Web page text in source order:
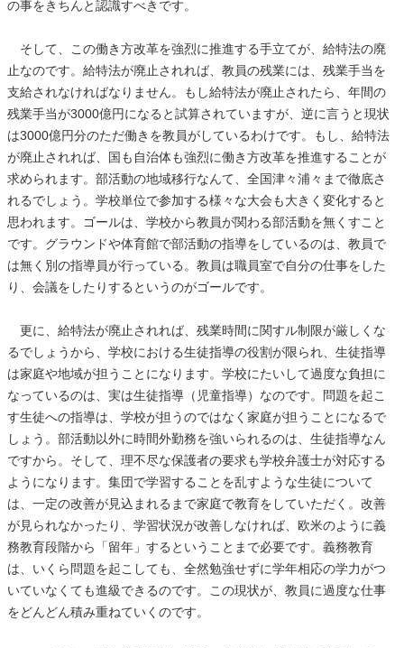
の事をきちんと認識すべきです。
そして、この働き方改革を強烈に推進する手立てが、給特法の廃
止なのです。給特法が廃止されれば、教員の残業には、残業手当を
支給されなければなりません。もし給特法が廃止されたら、年間の
残業手当が3000億円になると試算されていますが、逆に言うと現状
は3000億円分のただ働きを教員がしているわけです。もし、給特法
が廃止されれば、国も自治体も強烈に働き方改革を推進することが
求められます。部活動の地域移行なんて、全国津々浦々まで徹底さ
れるでしょう。学校単位で参加する様々な大会も大きく変化すると
思われます。ゴールは、学校から教員が関わる部活動を無くすこと
です。グラウンドや体育館で部活動の指導をしているのは、教員で
は無く別の指導員が行っている。教員は職員室で自分の仕事をした
り、会議をしたりするというのがゴールです。
更に、給特法が廃止されれば、残業時間に関すル制限が厳しくな
るでしょうから、学校における生徒指導の役割が限られ、生徒指導
は家庭や地域が担うことになります。学校にたいして過度な負担に
なっているのは、実は生徒指導（児童指導）なのです。問題を起こ
す生徒への指導は、学校が担うのではなく家庭が担うことになるで
しょう。部活動以外に時間外勤務を強いられるのは、生徒指導なん
ですから。そして、理不尽な保護者の要求も学校弁護士が対応する
ようになります。集団で学習することを乱すような生徒について
は、一定の改善が見込まれるまで家庭で教育をしていただく。改善
が見られなかったり、学習状況が改善しなければ、欧米のように義
務教育段階から「留年」するということまで必要です。義務教育
は、いくら問題を起こしても、全然勉強せずに学年相応の学力がつ
いていなくても進級できるのです。この現状が、教員に過度な仕事
をどんどん積み重ねていくのです。